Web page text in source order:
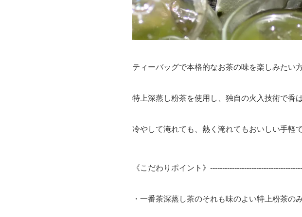
ティーバッグで本格的なお茶の味を楽しみたい
特上深蒸し粉茶を使用し、独自の火入技術で香
冷やして淹れても、熱く淹れてもおいしい手軽
《こだわりポイント》
・一番茶深蒸し茶のそれも味のよい特上粉茶の